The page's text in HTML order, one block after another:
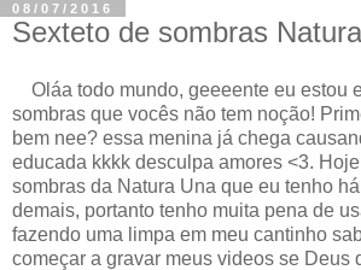
08/07/2016
Sexteto de sombras
Oláa todo mundo, geeeente eu estou
sombras que vocês não tem noção!
bem nee? essa menina já chega
educada kkkk desculpa amores <3.
sombras da Natura Una que eu tenho
demais, portanto tenho muita pena de
fazendo uma limpa em meu cantinho
começar a gravar meus videos se Deus